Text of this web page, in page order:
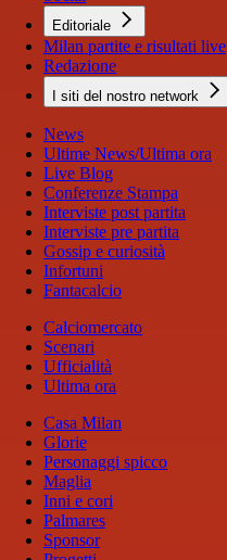
Editoriale
Milan partite e risultati live
Redazione
I siti del nostro network
News
Ultime News/Ultima ora
Live Blog
Conferenze Stampa
Interviste post partita
Interviste pre partita
Gossip e curiosità
Infortuni
Fantacalcio
Calciomercato
Scenari
Ufficialità
Ultima ora
Casa Milan
Glorie
Personaggi spicco
Maglia
Inni e cori
Palmares
Sponsor